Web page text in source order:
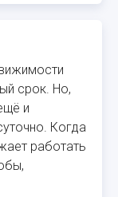
срок. Но,
и
Когда
работать